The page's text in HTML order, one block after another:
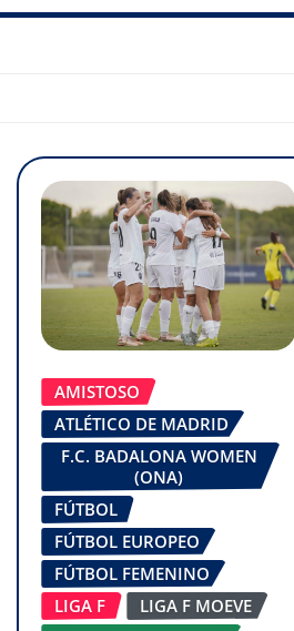
AMISTOSO
ATLÉTICO DE MADRID
F.C. BADALONA WOMEN
(ONA)
FÚTBOL
FÚTBOL EUROPEO
FÚTBOL FEMENINO
LIGA F
LIGA F MOEVE